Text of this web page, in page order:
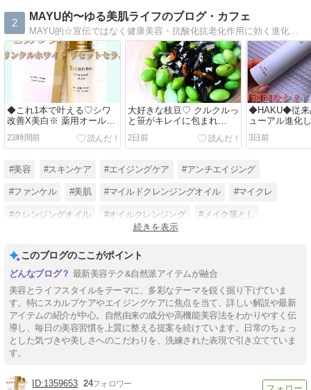
2
MAYU的〜ゆる美肌ライフのブログ・カフェ
MAYU的☆宣伝ではなく健康美容・抗酸化抗老化作用に効く進化する食材！高栄養価新野菜＆機能性コスメ満載！
◆これ1本で叶える♡シワ
改善X美白※ 薬用オールイ
ンワン美容液◆
23時間前
大好きな枝豆♡ クルクルっ
と笹がキレイに包まれ
て 【香香の舌】♡◆
2日前
◆HAKU◆従来
ューアル進化
たこと【
ーカスIV 】◆
3日前
#美容 #スキンケア #エイジングケア #アンチエイジング
#ファンケル #美肌 #マイルドクレンジングオイル #マイクレ
#クレンジングオイル #オイルクレンジング #メイク落とし
続きを表示
このブログのここがポイント
最新美容テク&自然派アイテムが融合
美容とライフスタイルをテーマに、多彩なテーマを鋭く掘り下げていま
す。特にスカルプケアやエイジングケアに焦点を当て、詳しい解説や最新
アイテムの紹介が中心。自然由来の成分や高機能美容法をわかりやすく伝
導し、毎日の美容習慣を上質に整える提案を続けています。日常のちょっ
とした気づきや美しさへのこだわりを、洗練された表現で引き立てていま
す。
1359653 24